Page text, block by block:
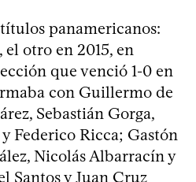
panamericanos:
el otro en 2015, en
que venció 1-0 en
con Guillermo de
Sebastián Gorga,
Federico Ricca; Gastón
Nicolás Albarracín y
Santos y Juan Cruz